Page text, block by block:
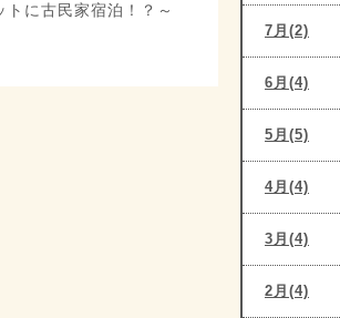
に古民家宿泊！？～
7月(2)
6月(4)
5月(5)
4月(4)
3月(4)
2月(4)